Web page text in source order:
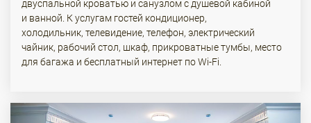
двуспальной кроватью и санузлом с душевой кабиной
и ванной. К услугам гостей кондиционер,
холодильник, телевидение, телефон, электрический
чайник, рабочий стол, шкаф, прикроватные тумбы, место
для багажа и бесплатный интернет по Wi-Fi.